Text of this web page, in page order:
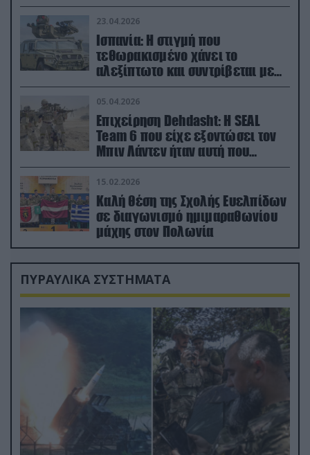
23.04.2026
Ισπανία: Η στιγμή που
τεθωρακισμένο χάνει το
αλεξίπτωτο και συντρίβεται με
ορμή στο έδαφος (βίντεο)
05.04.2026
Επιχείρηση Dehdasht: Η SEAL
Team 6 που είχε εξοντώσει τον
Μπιν Λάντεν ήταν αυτή που
διέσωσε τον πιλότο του F-15
15.02.2026
Καλή θέση της Σχολής Ευελπίδων
σε διαγωνισμό ημιμαραθωνίου
μάχης στον Πολωνία
ΠΥΡΑΥΛΙΚΑ ΣΥΣΤΗΜΑΤΑ